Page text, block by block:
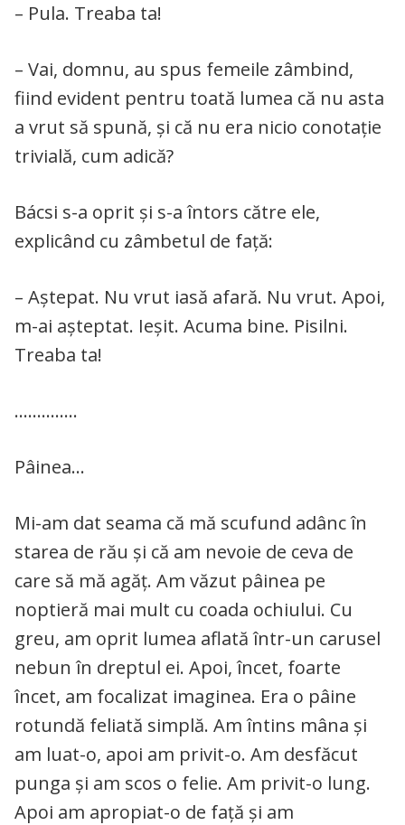
– Pula. Treaba ta!
– Vai, domnu, au spus femeile zâmbind,
fiind evident pentru toată lumea că nu asta
a vrut să spună, și că nu era nicio conotație
trivială, cum adică?
Bácsi s-a oprit și s-a întors către ele,
explicând cu zâmbetul de față:
– Aștepat. Nu vrut iasă afară. Nu vrut. Apoi,
m-ai așteptat. Ieșit. Acuma bine. Pisilni.
Treaba ta!
…………..
Pâinea…
Mi-am dat seama că mă scufund adânc în
starea de rău și că am nevoie de ceva de
care să mă agăț. Am văzut pâinea pe
noptieră mai mult cu coada ochiului. Cu
greu, am oprit lumea aflată într-un carusel
nebun în dreptul ei. Apoi, încet, foarte
încet, am focalizat imaginea. Era o pâine
rotundă feliată simplă. Am întins mâna și
am luat-o, apoi am privit-o. Am desfăcut
punga și am scos o felie. Am privit-o lung.
Apoi am apropiat-o de față și am